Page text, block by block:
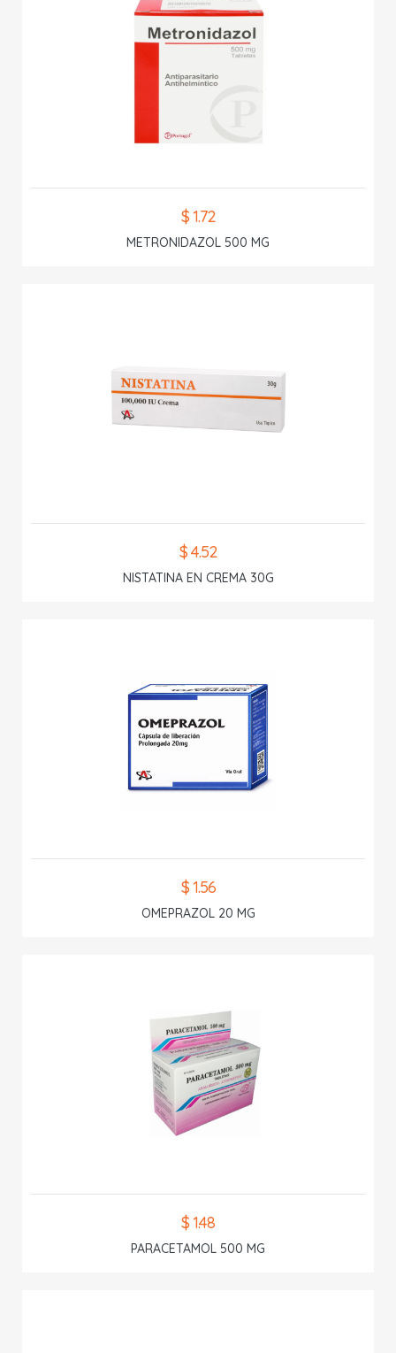
$ 1.72
METRONIDAZOL 500 MG
$ 4.52
NISTATINA EN CREMA 30G
$ 1.56
OMEPRAZOL 20 MG
$ 1.48
PARACETAMOL 500 MG